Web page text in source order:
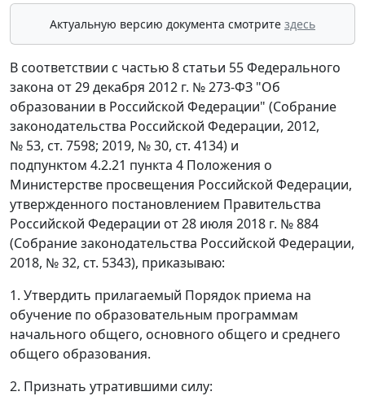
Актуальную версию документа смотрите здесь
В соответствии с частью 8 статьи 55 Федерального
закона от 29 декабря 2012 г. № 273-ФЗ "Об
образовании в Российской Федерации" (Собрание
законодательства Российской Федерации, 2012,
№ 53, ст. 7598; 2019, № 30, ст. 4134) и
подпунктом 4.2.21 пункта 4 Положения о
Министерстве просвещения Российской Федерации,
утвержденного постановлением Правительства
Российской Федерации от 28 июля 2018 г. № 884
(Собрание законодательства Российской Федерации,
2018, № 32, ст. 5343), приказываю:
1. Утвердить прилагаемый Порядок приема на
обучение по образовательным программам
начального общего, основного общего и среднего
общего образования.
2. Признать утратившими силу: